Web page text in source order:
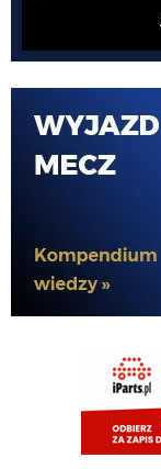
martins2000
Na fioletowo: kolejny
Argentyński talent
wynagrodzenia,
i zmysł strzelecki:
marzą, a Paratici się
martins2000
Trzy transakcje:
z Parmą transfer
Juventusu. Spotkanie
06.08.2026